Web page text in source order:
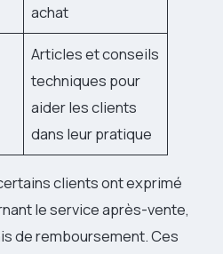
achat
Articles et conseils
techniques pour
aider les clients
dans leur pratique
clients ont exprimé
le service après-vente,
de remboursement. Ces